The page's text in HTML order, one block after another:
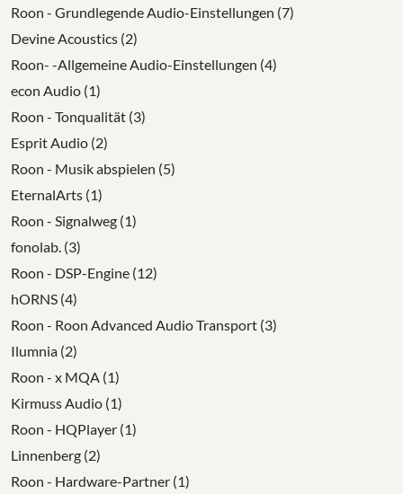
Roon - Grundlegende Audio-Einstellungen (7)
Devine Acoustics (2)
Roon- -Allgemeine Audio-Einstellungen (4)
econ Audio (1)
Roon - Tonqualität (3)
Esprit Audio (2)
Roon - Musik abspielen (5)
EternalArts (1)
Roon - Signalweg (1)
fonolab. (3)
Roon - DSP-Engine (12)
hORNS (4)
Roon - Roon Advanced Audio Transport (3)
Ilumnia (2)
Roon - x MQA (1)
Kirmuss Audio (1)
Roon - HQPlayer (1)
Linnenberg (2)
Roon - Hardware-Partner (1)